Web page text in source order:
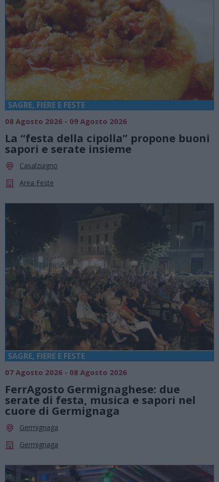
SAGRE, FIERE E FESTE
08 Agosto 2026 - 09 Agosto 2026
La “festa della cipolla” propone buoni
sapori e serate insieme
Casalzuigno
Area Feste
SAGRE, FIERE E FESTE
07 Agosto 2026 - 08 Agosto 2026
FerrAgosto Germignaghese: due
serate di festa, musica e sapori nel
cuore di Germignaga
Germignaga
Germignaga